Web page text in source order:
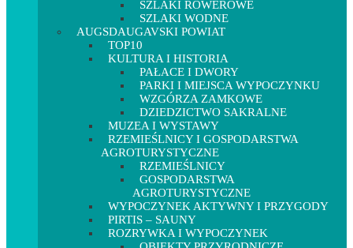
SZLAKI ROWEROWE
SZLAKI WODNE
AUGSDAUGAVSKI POWIAT
TOP10
KULTURA I HISTORIA
PAŁACE I DWORY
PARKI I MIEJSCA WYPOCZYNKU
WZGÓRZA ZAMKOWE
DZIEDZICTWO SAKRALNE
MUZEA I WYSTAWY
RZEMIEŚLNICY I GOSPODARSTWA
AGROTURYSTYCZNE
RZEMIEŚLNICY
GOSPODARSTWA
AGROTURYSTYCZNE
WYPOCZYNEK AKTYWNY I PRZYGODY
PIRTIS – SAUNY
ROZRYWKA I WYPOCZYNEK